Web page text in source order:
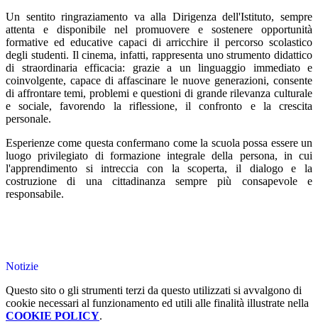
Un sentito ringraziamento va alla Dirigenza dell'Istituto, sempre
attenta e disponibile nel promuovere e sostenere opportunità
formative ed educative capaci di arricchire il percorso scolastico
degli studenti. Il cinema, infatti, rappresenta uno strumento didattico
di straordinaria efficacia: grazie a un linguaggio immediato e
coinvolgente, capace di affascinare le nuove generazioni, consente
di affrontare temi, problemi e questioni di grande rilevanza culturale
e sociale, favorendo la riflessione, il confronto e la crescita
personale.
Esperienze come questa confermano come la scuola possa essere un
luogo privilegiato di formazione integrale della persona, in cui
l'apprendimento si intreccia con la scoperta, il dialogo e la
costruzione di una cittadinanza sempre più consapevole e
responsabile.
Notizie
Questo sito o gli strumenti terzi da questo utilizzati si avvalgono di
cookie necessari al funzionamento ed utili alle finalità illustrate nella
COOKIE POLICY.